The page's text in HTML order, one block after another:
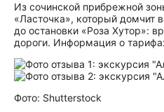
Из сочинской прибрежной
«Ласточка», который домчит
до остановки «Роза Хутор»:
дороги. Информация о
Фото: Shutterstock